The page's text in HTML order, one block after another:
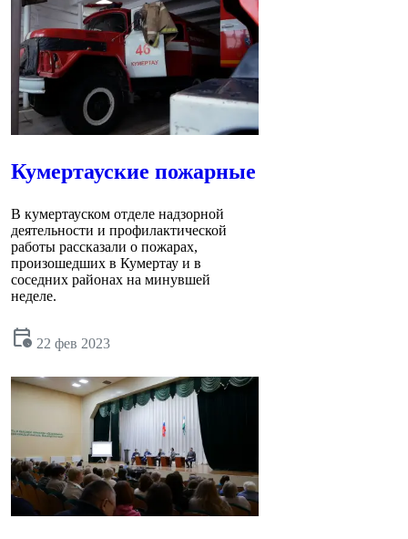
Кумертауские пожарные
В кумертауском отделе надзорной
деятельности и профилактической
работы рассказали о пожарах,
произошедших в Кумертау и в
соседних районах на минувшей
неделе.
calendar_clock 22 фев 2023